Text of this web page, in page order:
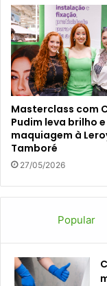
Masterclass com
Pudim leva brilho e
maquiagem à
Tamboré
27/05/2026
Popular